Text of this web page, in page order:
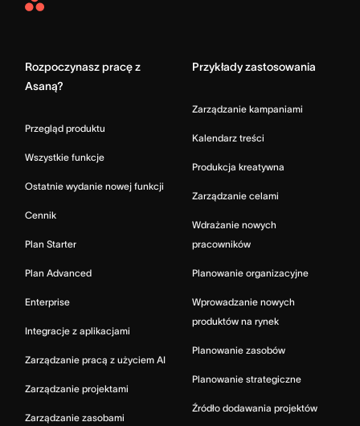
Asana
Rozpoczynasz pracę z
Asaną?
Przegląd produktu
Wszystkie funkcje
Ostatnie wydanie nowej funkcji
Cennik
Plan Starter
Plan Advanced
Enterprise
Integracje z aplikacjami
Zarządzanie pracą z użyciem AI
Zarządzanie projektami
Zarządzanie zasobami
Przykłady zastosowania
Zarządzanie kampaniami
Kalendarz treści
Produkcja kreatywna
Zarządzanie celami
Wdrażanie nowych
pracowników
Planowanie organizacyjne
Wprowadzanie nowych
produktów na rynek
Planowanie zasobów
Planowanie strategiczne
Źródło dodawania projektów